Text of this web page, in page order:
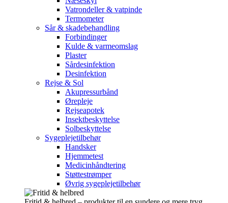
Vatrondeller & vatpinde
Termometer
Sår & skadebehandling
Forbindinger
Kulde & varmeomslag
Plaster
Sårdesinfektion
Desinfektion
Rejse & Sol
Akupressurbånd
Ørepleje
Rejseapotek
Insektbeskyttelse
Solbeskyttelse
Sygeplejetilbehør
Handsker
Hjemmetest
Medicinhåndtering
Støttestrømper
Øvrig sygeplejetilbehør